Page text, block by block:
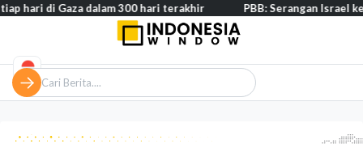
Gaza dalam 300 hari terakhir PBB: Serangan Israel ke